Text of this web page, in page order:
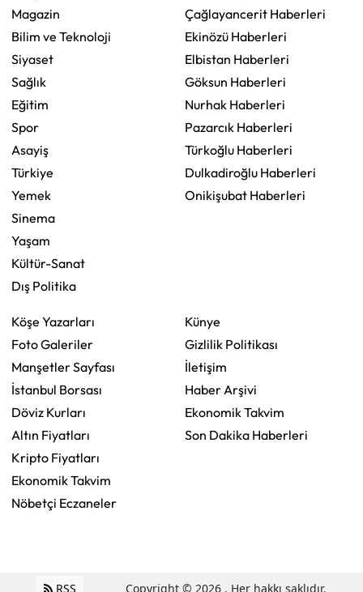
Magazin
Bilim ve Teknoloji
Siyaset
Sağlık
Eğitim
Spor
Asayiş
Türkiye
Yemek
Sinema
Yaşam
Kültür-Sanat
Dış Politika
Çağlayancerit Haberleri
Ekinözü Haberleri
Elbistan Haberleri
Göksun Haberleri
Nurhak Haberleri
Pazarcık Haberleri
Türkoğlu Haberleri
Dulkadiroğlu Haberleri
Onikişubat Haberleri
Köşe Yazarları
Foto Galeriler
Manşetler Sayfası
İstanbul Borsası
Döviz Kurları
Altın Fiyatları
Kripto Fiyatları
Ekonomik Takvim
Nöbetçi Eczaneler
Künye
Gizlilik Politikası
İletişim
Haber Arşivi
Ekonomik Takvim
Son Dakika Haberleri
RSS Copyright © 2026 . Her hakkı saklıdır.